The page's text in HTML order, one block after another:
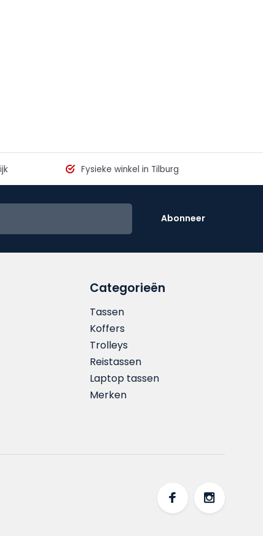
Fysieke winkel in Tilburg
Abonneer
Categorieën
Tassen
Koffers
Trolleys
Reistassen
Laptop tassen
Merken